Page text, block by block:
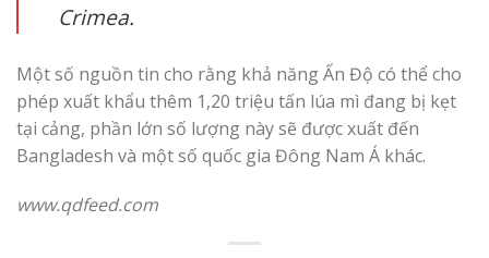
Crimea.
Một số nguồn tin cho rằng khả năng Ấn Độ có thể cho
phép xuất khẩu thêm 1,20 triệu tấn lúa mì đang bị kẹt
tại cảng, phần lớn số lượng này sẽ được xuất đến
Bangladesh và một số quốc gia Đông Nam Á khác.
www.qdfeed.com